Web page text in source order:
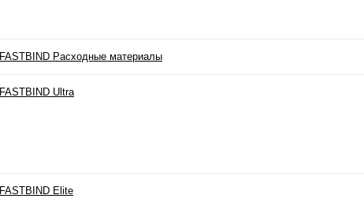
FASTBIND Расходные материалы
FASTBIND Ultra
FASTBIND Elite